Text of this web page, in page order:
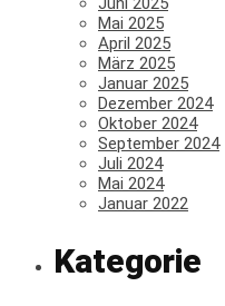
Mai 2025
April 2025
März 2025
Januar 2025
Dezember 2024
Oktober 2024
September 2024
Juli 2024
Mai 2024
Januar 2022
Kategorie